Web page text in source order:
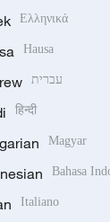
Ελληνικά
Hausa
עברית
हिन्दी
Magyar
Bahasa
Italiano